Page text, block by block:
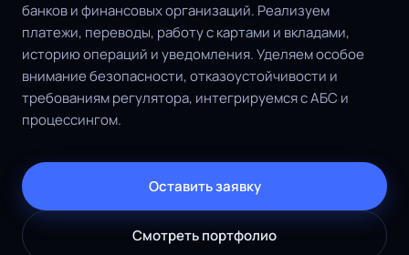
банков и финансовых организаций. Реализуем
платежи, переводы, работу с картами и вкладами,
историю операций и уведомления. Уделяем особое
внимание безопасности, отказоустойчивости и
требованиям регулятора, интегрируемся с АБС и
процессингом.
Оставить заявку
Смотреть портфолио